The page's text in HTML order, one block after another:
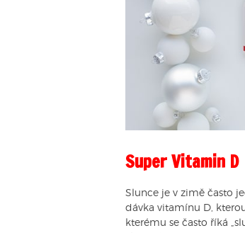
Super Vitamin D
Slunce je v zimě často
dávka vitamínu D,
kterému se často říká